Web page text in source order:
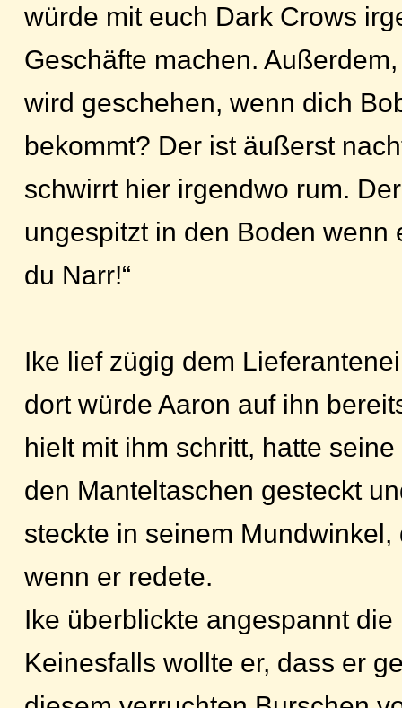
würde mit euch Dark Crows
Geschäfte machen.
wird geschehen, wenn dich
bekommt? Der ist äußerst
schwirrt hier irgendwo rum.
ungespitzt in den Boden wenn
du Narr!“
Ike lief zügig dem
dort würde Aaron auf ihn
hielt mit ihm schritt, hatte
den Manteltaschen gesteckt
steckte in seinem Mundwinkel,
wenn er redete.
Ike überblickte angespannt
Keinesfalls wollte er, dass er